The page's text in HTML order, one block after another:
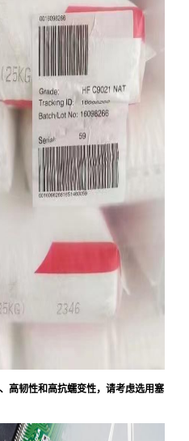
高韧性和高抗蠕变性，请考虑选用塞